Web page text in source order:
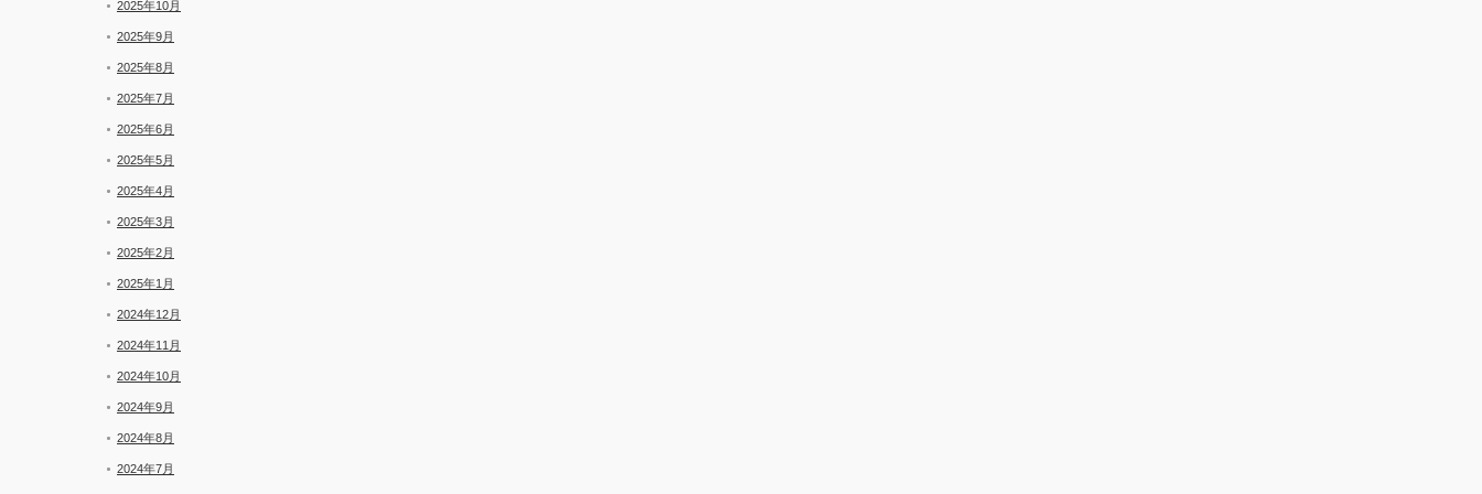
2025年10月
2025年9月
2025年8月
2025年7月
2025年6月
2025年5月
2025年4月
2025年3月
2025年2月
2025年1月
2024年12月
2024年11月
2024年10月
2024年9月
2024年8月
2024年7月